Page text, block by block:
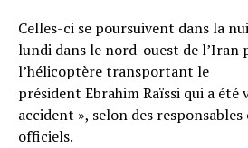
Celles-ci se poursuivent dans la
lundi dans le nord-ouest de l’Iran
l’hélicoptère transportant le
président Ebrahim Raïssi qui a été
accident », selon des responsables
officiels.